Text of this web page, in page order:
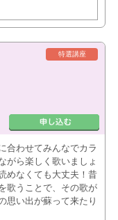
特選講座
合わせてみんなでカラ
がら楽しく歌いましょ
めなくても大丈夫！昔
歌うことで、その歌が
思い出が蘇って来たり